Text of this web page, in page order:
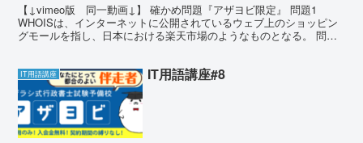
【↓vimeo版 同一動画↓】 確かめ問題『アザヨビ限定』 問題1
WHOISは、インターネットに公開されているウェブ上のショッピン
グモールを指し、日本における楽天市場のようなものとなる。 問題
IT用語講座 IT用語講座#8